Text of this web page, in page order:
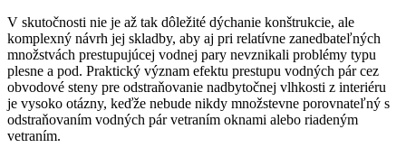
V skutočnosti nie je až tak dôležité dýchanie konštrukcie, ale
komplexný návrh jej skladby, aby aj pri relatívne zanedbateľných
množstvách prestupujúcej vodnej pary nevznikali problémy typu
plesne a pod. Praktický význam efektu prestupu vodných pár cez
obvodové steny pre odstraňovanie nadbytočnej vlhkosti z interiéru
je vysoko otázny, keďže nebude nikdy množstevne porovnateľný s
odstraňovaním vodných pár vetraním oknami alebo riadeným
vetraním.